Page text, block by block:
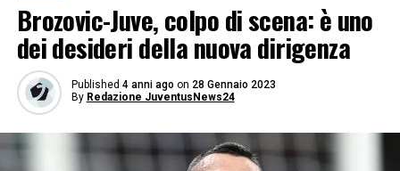
Brozovic-Juve, colpo di scena: è uno
dei desideri della nuova dirigenza
Published 4 anni ago on 28 Gennaio 2023
By Redazione JuventusNews24